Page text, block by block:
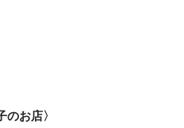
お店〉